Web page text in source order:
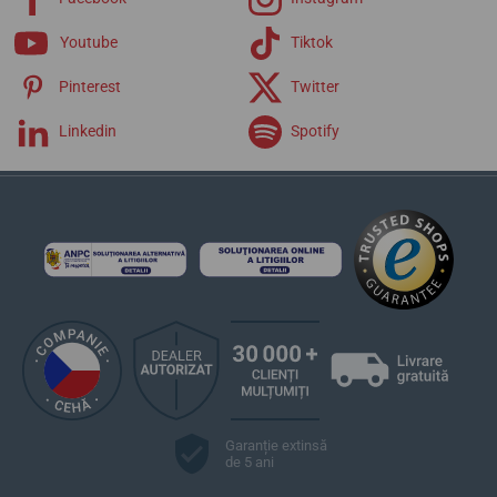
Extra
Youtube Tiktok
Pinterest Twitter
Linkedin Spotify
Garanție extinsă
de 5 ani